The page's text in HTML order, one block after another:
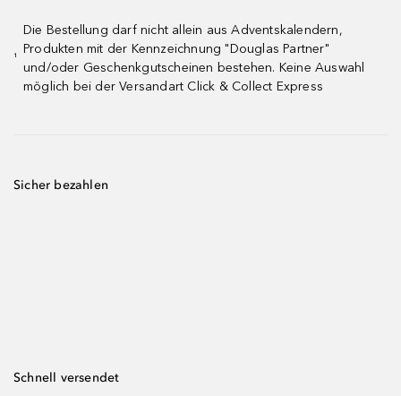
¹
Die Bestellung darf nicht allein aus Adventskalendern,
Produkten mit der Kennzeichnung "Douglas Partner"
und/oder Geschenkgutscheinen bestehen. Keine Auswahl
möglich bei der Versandart Click & Collect Express
Sicher bezahlen
Schnell versendet